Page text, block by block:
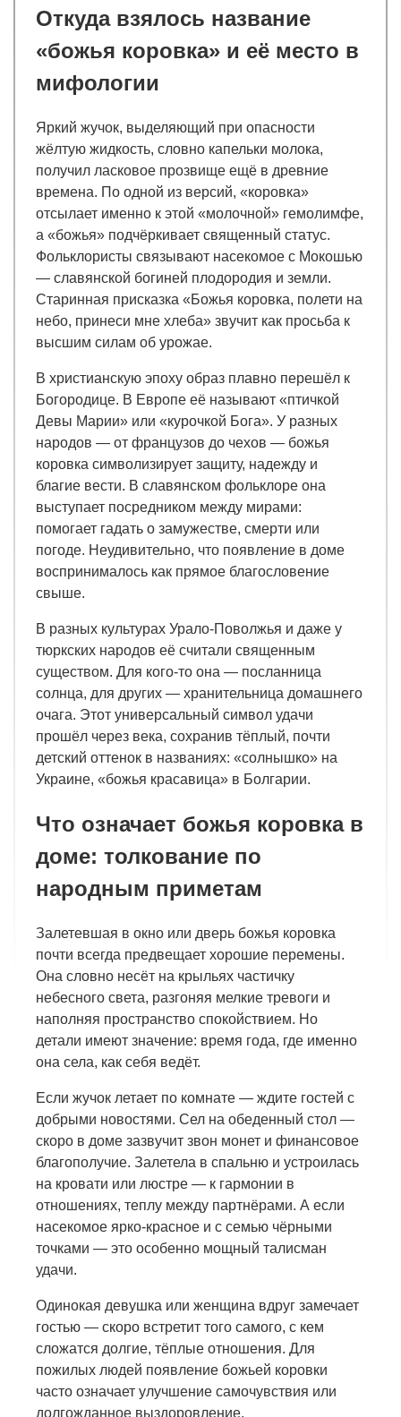
Откуда взялось название
«божья коровка» и её место в
мифологии
Яркий жучок, выделяющий при опасности
жёлтую жидкость, словно капельки молока,
получил ласковое прозвище ещё в древние
времена. По одной из версий, «коровка»
отсылает именно к этой «молочной» гемолимфе,
а «божья» подчёркивает священный статус.
Фольклористы связывают насекомое с Мокошью
— славянской богиней плодородия и земли.
Старинная присказка «Божья коровка, полети на
небо, принеси мне хлеба» звучит как просьба к
высшим силам об урожае.
В христианскую эпоху образ плавно перешёл к
Богородице. В Европе её называют «птичкой
Девы Марии» или «курочкой Бога». У разных
народов — от французов до чехов — божья
коровка символизирует защиту, надежду и
благие вести. В славянском фольклоре она
выступает посредником между мирами:
помогает гадать о замужестве, смерти или
погоде. Неудивительно, что появление в доме
воспринималось как прямое благословение
свыше.
В разных культурах Урало-Поволжья и даже у
тюркских народов её считали священным
существом. Для кого-то она — посланница
солнца, для других — хранительница домашнего
очага. Этот универсальный символ удачи
прошёл через века, сохранив тёплый, почти
детский оттенок в названиях: «солнышко» на
Украине, «божья красавица» в Болгарии.
Что означает божья коровка в
доме: толкование по
народным приметам
Залетевшая в окно или дверь божья коровка
почти всегда предвещает хорошие перемены.
Она словно несёт на крыльях частичку
небесного света, разгоняя мелкие тревоги и
наполняя пространство спокойствием. Но
детали имеют значение: время года, где именно
она села, как себя ведёт.
Если жучок летает по комнате — ждите гостей с
добрыми новостями. Сел на обеденный стол —
скоро в доме зазвучит звон монет и финансовое
благополучие. Залетела в спальню и устроилась
на кровати или люстре — к гармонии в
отношениях, теплу между партнёрами. А если
насекомое ярко-красное и с семью чёрными
точками — это особенно мощный талисман
удачи.
Одинокая девушка или женщина вдруг замечает
гостью — скоро встретит того самого, с кем
сложатся долгие, тёплые отношения. Для
пожилых людей появление божьей коровки
часто означает улучшение самочувствия или
долгожданное выздоровление.